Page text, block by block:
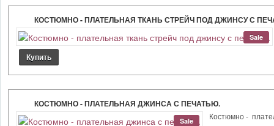
КОСТЮМНО - ПЛАТЕЛЬНАЯ ТКАНЬ СТРЕЙЧ ПОД ДЖИНСУ С
Sale
КОСТЮМНО - ПЛАТЕЛЬНАЯ ДЖИНСА С ПЕЧАТЬЮ.
Sale Костюмно -